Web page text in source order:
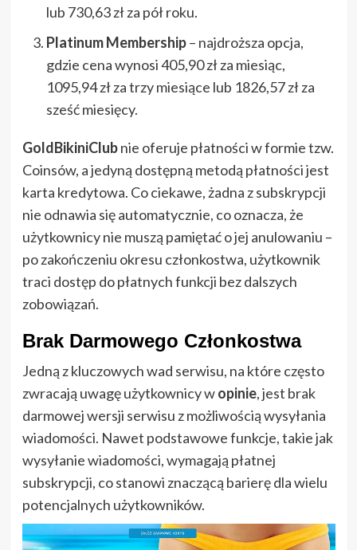
lub 730,63 zł za pół roku.
Platinum Membership– najdroższa opcja,
gdzie cena wynosi 405,90 zł za miesiąc,
1095,94 zł za trzy miesiące lub 1826,57 zł za
sześć miesięcy.
GoldBikiniClubnie oferuje płatności w formie tzw.
Coinsów, a jedyną dostępną metodą płatności jest
karta kredytowa. Co ciekawe, żadna z subskrypcji
nie odnawia się automatycznie, co oznacza, że
użytkownicy nie muszą pamiętać o jej anulowaniu –
po zakończeniu okresu członkostwa, użytkownik
traci dostęp do płatnych funkcji bez dalszych
zobowiązań.
Brak Darmowego Członkostwa
Jedną z kluczowych wad serwisu, na które często
zwracają uwagę użytkownicy wopinie, jest brak
darmowej wersji serwisu z możliwością wysyłania
wiadomości. Nawet podstawowe funkcje, takie jak
wysyłanie wiadomości, wymagają płatnej
subskrypcji, co stanowi znaczącą barierę dla wielu
potencjalnych użytkowników.